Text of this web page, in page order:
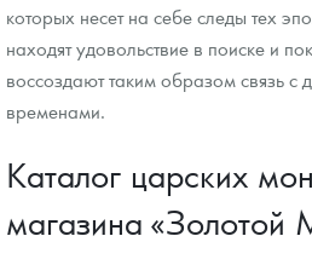
которых несет на себе следы тех
находят удовольствие в поиске и
воссоздают таким образом связь
временами.
Каталог царских
магазина